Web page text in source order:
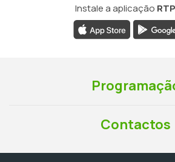
Instale a aplicação
Contactos